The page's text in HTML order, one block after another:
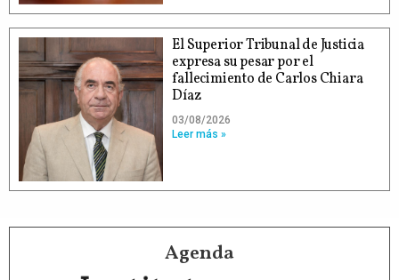
El Superior Tribunal de Justicia
expresa su pesar por el
fallecimiento de Carlos Chiara
Díaz
03/08/2026
Leer más »
Agenda